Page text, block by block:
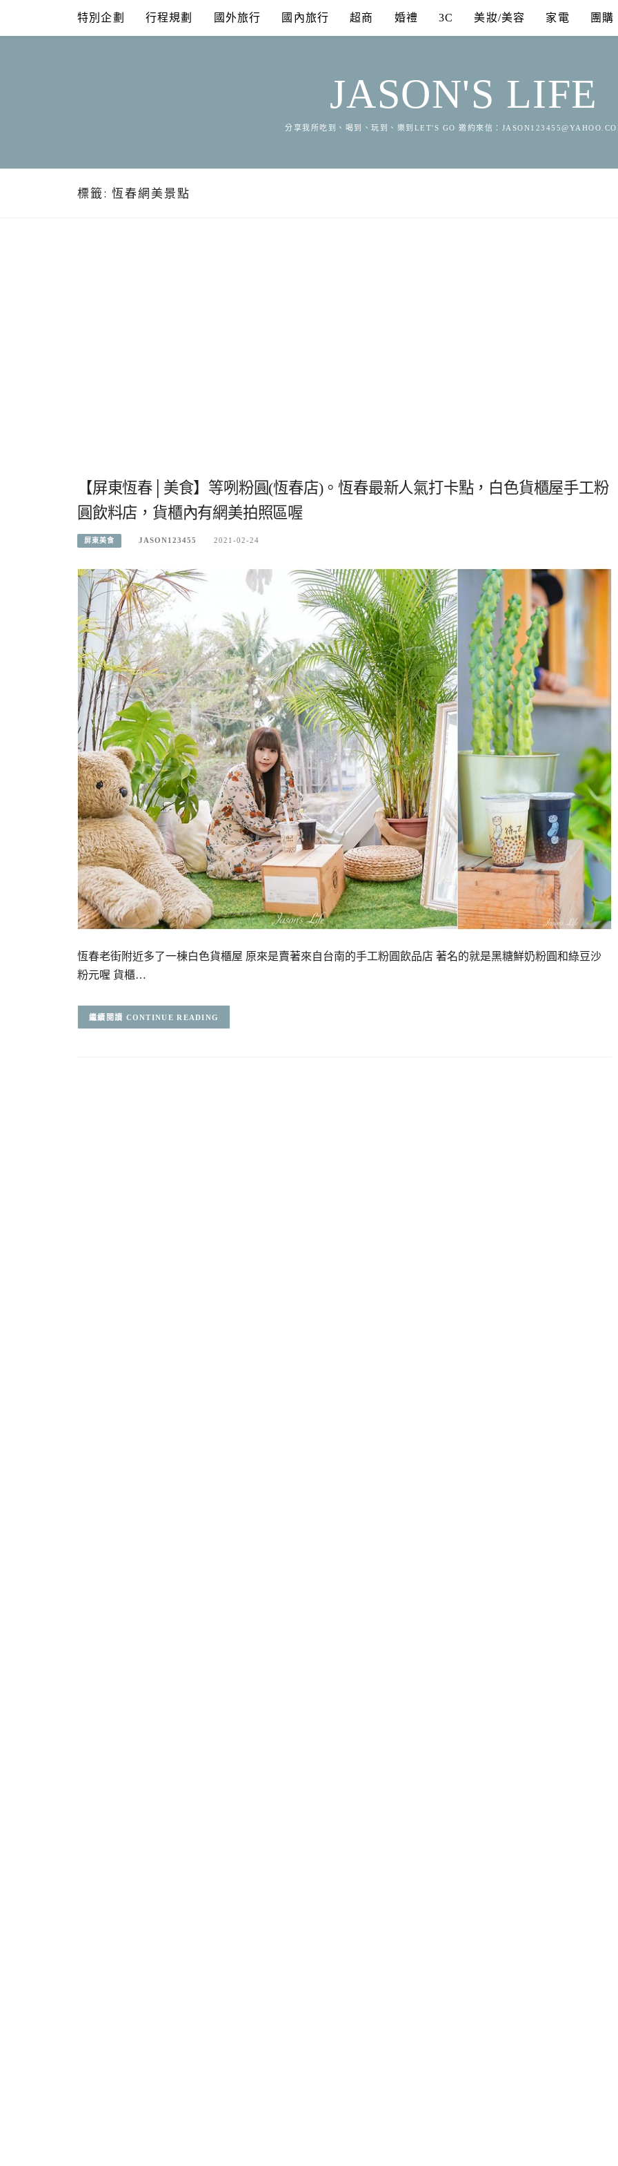
content
特別企劃 行程規劃 國外旅行 國內旅行 超商 婚禮 3C 美妝/美容 家電 團購
JASON'S LIFE
分享我所吃到、喝到、玩到、樂到LET'S GO 邀約來信：
標籤: 恆春網美景點
【屏東恆春│美食】等咧粉圓(恆春店)。恆春最新人氣打卡點，白色貨櫃屋手工粉
圓飲料店，貨櫃內有網美拍照區喔
屏東美食 JASON123455 2021-02-24
恆春老街附近多了一棟白色貨櫃屋 原來是賣著來自台南的手工粉圓飲品店 著名的就是黑糖鮮奶粉圓和綠豆沙
粉元喔 貨櫃…
CONTINUE READING